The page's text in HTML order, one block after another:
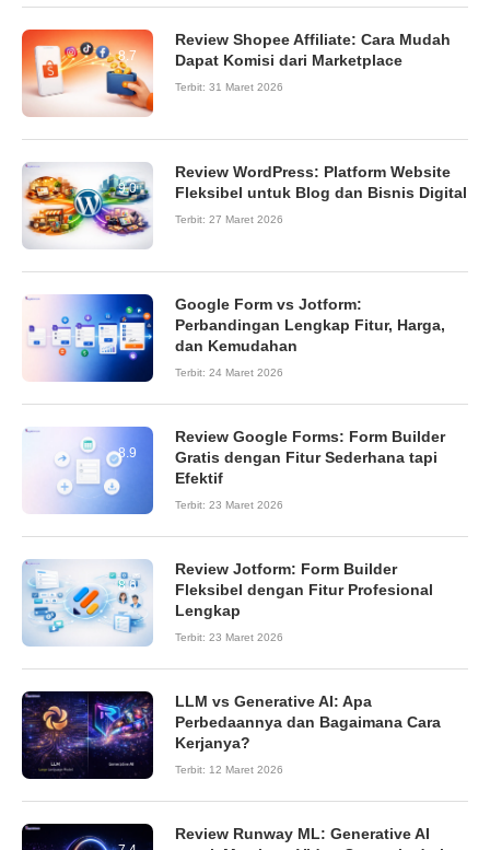
8.7
Review Shopee Affiliate: Cara Mudah
Dapat Komisi dari Marketplace
Terbit: 31 Maret 2026
9.0
Review WordPress: Platform Website
Fleksibel untuk Blog dan Bisnis Digital
Terbit: 27 Maret 2026
Google Form vs Jotform:
Perbandingan Lengkap Fitur, Harga,
dan Kemudahan
Terbit: 24 Maret 2026
8.9
Review Google Forms: Form Builder
Gratis dengan Fitur Sederhana tapi
Efektif
Terbit: 23 Maret 2026
8.6
Review Jotform: Form Builder
Fleksibel dengan Fitur Profesional
Lengkap
Terbit: 23 Maret 2026
LLM vs Generative AI: Apa
Perbedaannya dan Bagaimana Cara
Kerjanya?
Terbit: 12 Maret 2026
Review Runway ML: Generative AI